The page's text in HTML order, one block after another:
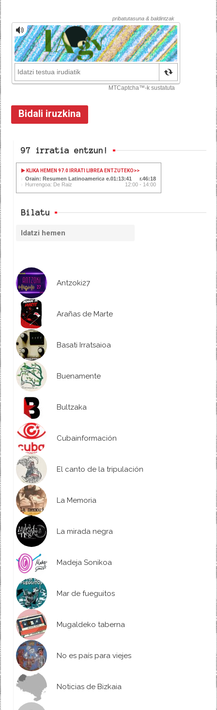
97 irratia entzun!
KLIKA HEMEN 97.0 IRRATI LIBREA ENTZUTEKO>>
Orain: Resumen Latinoamericano01:13:41
46:18
Hurrengoa: De Raiz
12:00 - 14:00
Bilatu
Antzoki27
Arañas de Marte
Basati Irratsaioa
Buenamente
Bultzaka
Cubainformación
El canto de la tripulación
La Memoria
La mirada negra
Madeja Sonikoa
Mar de fueguitos
Mugaldeko taberna
No es país para viejes
Noticias de Bizkaia